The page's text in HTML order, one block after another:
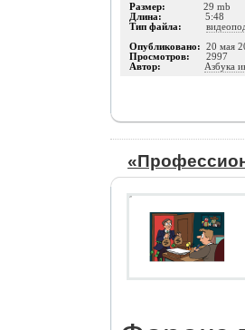
Размер: 29 mb
Длина: 5:48
Тип файла:
Опубликовано: 20 мая
Просмотров: 2997
Автор: Азбука